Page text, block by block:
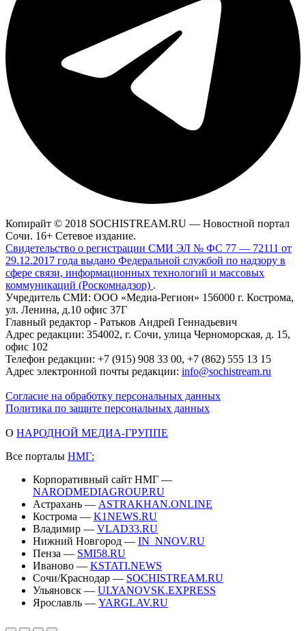
Копирайт © 2018 SOCHISTREAM.RU — Новостной портал
Сочи. 16+ Сетевое издание.
Свидетельство о регистрации СМИ ЭЛ № ФС 77 — 72111 от
29.12.2017 года выдано Федеральной службой по надзору в
сфере связи, информационных технологий и массовых
коммуникаций (Роскомнадзор) .
Учредитель СМИ: ООО «Медиа-Регион» 156000 г. Кострома,
ул. Ленина, д.10 офис 37Г
Главный редактор - Ратьков Андрей Геннадьевич
Адрес редакции: 354002, г. Сочи, улица Черноморская, д. 15,
офис 102
Телефон редакции: +7 (915) 908 33 00, +7 (862) 555 13 15
Адрес электронной почты редакции: info@sochistream.ru
Согласие на обработку персональных данных
Политика по защите персональных данных
О НАРОДНОЙ МЕДИА-ГРУППЕ
Все порталы НМГ:
Корпоративный сайт НМГ —
NARODMEDIAGROUP.RU
Астрахань — ASTRAKHAN.ONLINE
Кострома — K1NEWS.RU
Владимир — VLAD33.RU
Нижний Новгород — IN_NNOV.RU
Пенза — SMI58.RU
Иваново — KSTATI.NEWS
Сочи/Краснодар — SOCHISTREAM.RU
Ульяновск — ULYANOVSK.EXPRESS
Ярославль — YARGLAV.RU